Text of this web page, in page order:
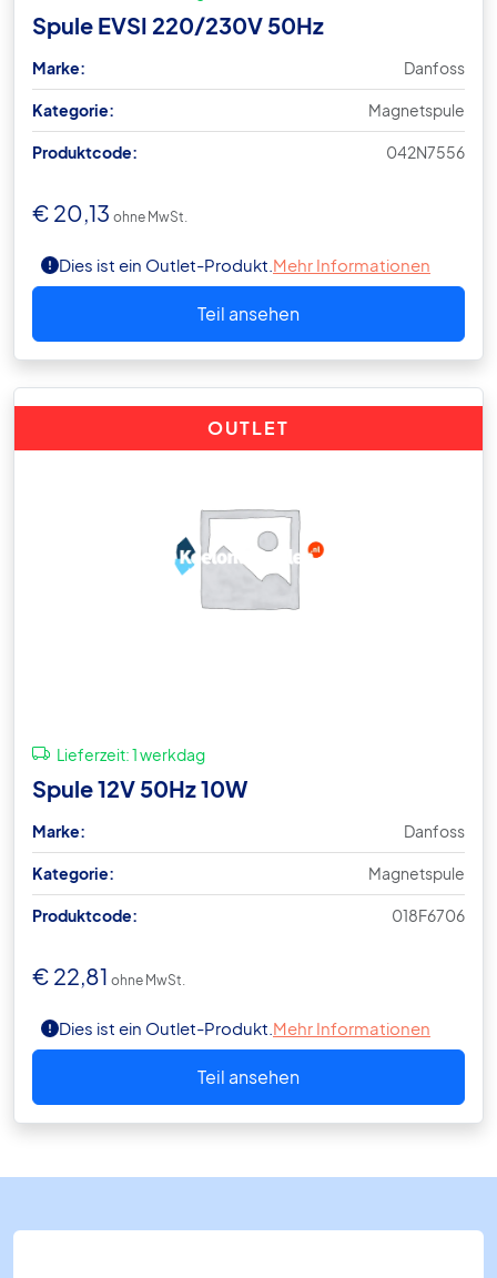
Spule EVSI 220/230V 50Hz
Marke: Danfoss
Kategorie: Magnetspule
Produktcode: 042N7556
€ 20,13 ohne MwSt.
Dies ist ein Outlet-Produkt. Mehr Informationen
Teil ansehen
OUTLET
Lieferzeit:1 werkdag
Spule 12V 50Hz 10W
Marke: Danfoss
Kategorie: Magnetspule
Produktcode: 018F6706
€ 22,81 ohne MwSt.
Dies ist ein Outlet-Produkt. Mehr Informationen
Teil ansehen